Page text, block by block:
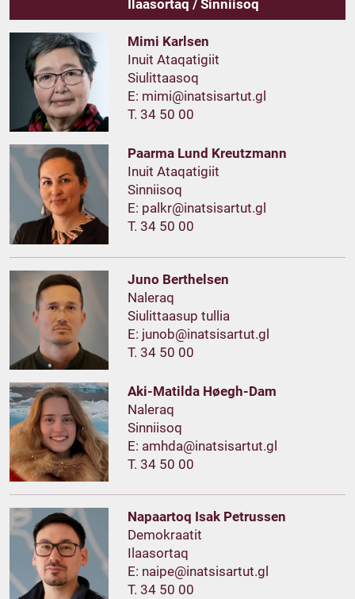
Ilaasortaq / Sinniisoq
Mimi Karlsen
Inuit Ataqatigiit
Siulittaasoq
E:
T. 34 50 00
Paarma Lund Kreutzmann
Inuit Ataqatigiit
Sinniisoq
E:
T. 34 50 00
Juno Berthelsen
Naleraq
Siulittaasup tullia
E:
T. 34 50 00
Aki-Matilda Høegh-Dam
Naleraq
Sinniisoq
E:
T. 34 50 00
Napaartoq Isak Petrussen
Demokraatit
Ilaasortaq
E:
T. 34 50 00